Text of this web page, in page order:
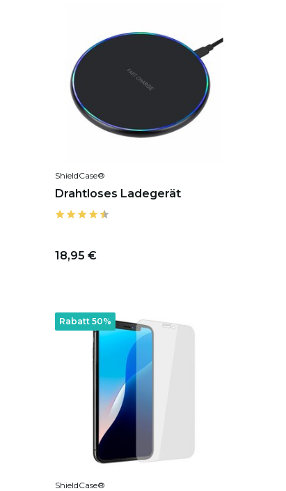
ShieldCase®
Drahtloses Ladegerät
18,95 €
Rabatt 50%
ShieldCase®